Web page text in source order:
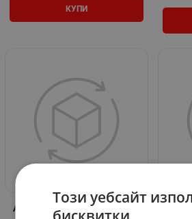
КУПИ
Aвтомобилна крушка GOOD
Този уебсайт